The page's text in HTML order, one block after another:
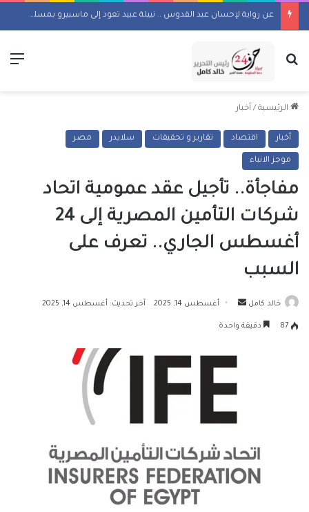
عن رواية لإحسان عبد القدوس .. نبيلة عبيد تعود إلى ماسبيرو بمسلسل إذاعي
بحث عن
الرئيسية / أخبار
أخبار اقتصاد تقارير و تحقيقات سلايدر مصر
موجز الانباء
مفاجأة.. تأجيل عقد عمومية اتحاد
شركات التأمين المصرية إلى 24
أغسطس الجاري.. تعرف على
السبب
خالد كامل
أرسل أغسطس 14, 2025 آخر تحديث: أغسطس 14, 2025
87 دقيقة واحدة